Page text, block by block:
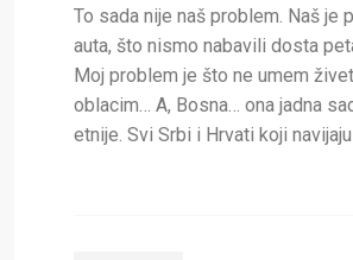
To sada nije naš problem. Naš
auta, što nismo nabavili dosta
Moj problem je što ne umem
oblacim… A, Bosna… ona jadna
etnije. Svi Srbi i Hrvati koji